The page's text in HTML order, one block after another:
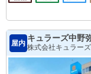
屋内
キュラーズ中野
株式会社キュラーズ